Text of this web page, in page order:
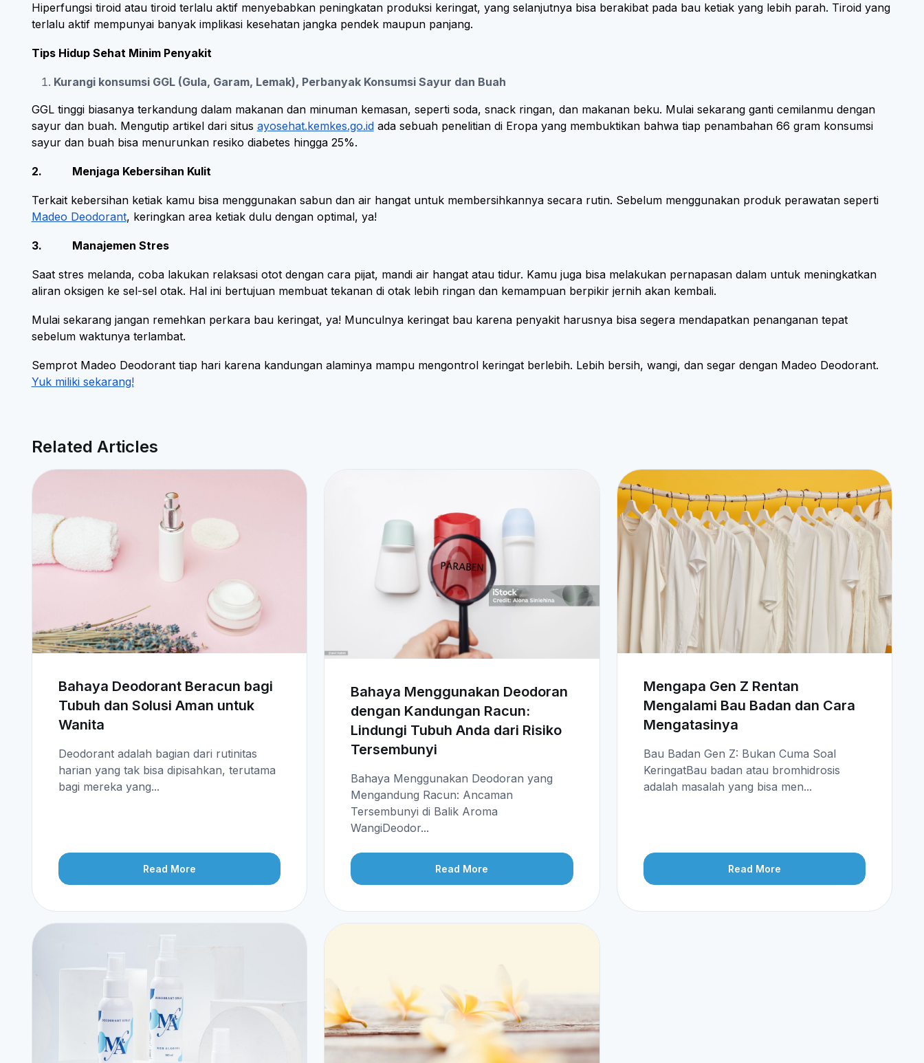
Hiperfungsi tiroid atau tiroid terlalu aktif menyebabkan peningkatan produksi keringat, yang selanjutnya bisa berakibat pada bau ketiak yang lebih parah. Tiroid yang
terlalu aktif mempunyai banyak implikasi kesehatan jangka pendek maupun panjang.
Tips Hidup Sehat Minim Penyakit
Kurangi konsumsi GGL (Gula, Garam, Lemak), Perbanyak Konsumsi Sayur dan Buah
GGL tinggi biasanya terkandung dalam makanan dan minuman kemasan, seperti soda, snack ringan, dan makanan beku. Mulai sekarang ganti cemilanmu dengan
sayur dan buah. Mengutip artikel dari situs ayosehat.kemkes.go.idada sebuah penelitian di Eropa yang membuktikan bahwa tiap penambahan 66 gram konsumsi
sayur dan buah bisa menurunkan resiko diabetes hingga 25%.
2. Menjaga Kebersihan Kulit
Terkait kebersihan ketiak kamu bisa menggunakan sabun dan air hangat untuk membersihkannya secara rutin. Sebelum menggunakan produk perawatan seperti
Madeo Deodorant, keringkan area ketiak dulu dengan optimal, ya!
3. Manajemen Stres
Saat stres melanda, coba lakukan relaksasi otot dengan cara pijat, mandi air hangat atau tidur. Kamu juga bisa melakukan pernapasan dalam untuk meningkatkan
aliran oksigen ke sel-sel otak. Hal ini bertujuan membuat tekanan di otak lebih ringan dan kemampuan berpikir jernih akan kembali.
Mulai sekarang jangan remehkan perkara bau keringat, ya! Munculnya keringat bau karena penyakit harusnya bisa segera mendapatkan penanganan tepat
sebelum waktunya terlambat.
Semprot Madeo Deodorant tiap hari karena kandungan alaminya mampu mengontrol keringat berlebih. Lebih bersih, wangi, dan segar dengan Madeo Deodorant.
Yuk miliki sekarang!
Related Articles
Bahaya Deodorant Beracun bagi
Tubuh dan Solusi Aman untuk
Wanita
Deodorant adalah bagian dari rutinitas
harian yang tak bisa dipisahkan, terutama
bagi mereka yang...
Read More
Bahaya Menggunakan Deodoran
dengan Kandungan Racun:
Lindungi Tubuh Anda dari Risiko
Tersembunyi
Bahaya Menggunakan Deodoran yang
Mengandung Racun: Ancaman
Tersembunyi di Balik Aroma
WangiDeodor...
Read More
Mengapa Gen Z Rentan
Mengalami Bau Badan dan Cara
Mengatasinya
Bau Badan Gen Z: Bukan Cuma Soal
KeringatBau badan atau bromhidrosis
adalah masalah yang bisa men...
Read More